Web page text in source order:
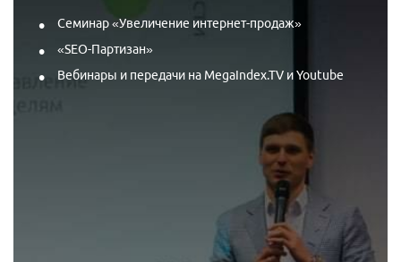
Семинар «Увеличение интернет-продаж»
«SEO-Партизан»
Вебинары и передачи на MegaIndex.TV и Youtube